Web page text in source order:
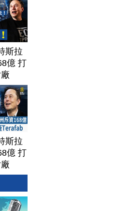
斯拉
億 打
斯拉
億 打